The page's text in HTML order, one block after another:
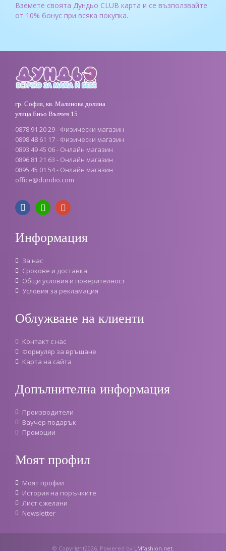
Вземете своята Дундьо CLUB карта и се възползвайте
от 10% бонус при всяка покупка.
гр. София, кв. Малинова долина
улица Еньо Вълчев 15
0878 91 20 29 - Физически магазин
0898 48 61 17 - Физически магазин
0893 49 45 06 - Онлайн магазин
0896 81 21 63 - Онлайн магазин
0895 45 01 54 - Онлайн магазин
office@dundio.com
Информация
За нас
Срокове и доставка
Oбщи условия и поверителност
Условия за рекламация
Облужване на клиенти
Контакт с нас
Формуляр за връщане
Карта на сайта
Допълнителна информация
Производители
Ваучер подарък
Промоции
Моят профил
Моят профил
История на поръчките
Лист с желани
Newsletter
© Copyright2026. Powered by LMfashion.net.